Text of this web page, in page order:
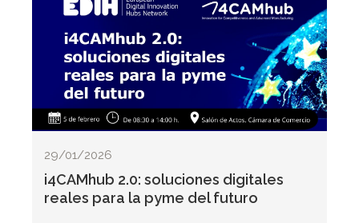
29/01/2026
i4CAMhub 2.0: soluciones digitales
reales para la pyme del futuro